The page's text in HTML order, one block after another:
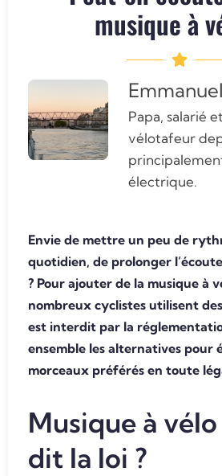
musique à
Emmanuel
Papa, salarié
vélotafeur
électrique.
Envie de mettre un peu de
quotidien, de prolonger
? Pour ajouter de la musique à
nombreux cyclistes utilisent
est interdit par la
ensemble les alternatives pour
morceaux préférés en toute
Musique à
dit la loi ?